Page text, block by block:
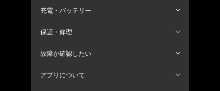
充電・バッテリー
保証・修理
故障か確認したい
アプリについて